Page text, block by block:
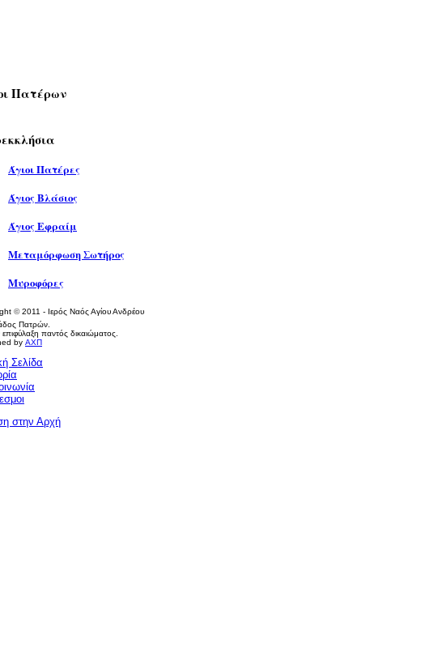
Πατέρων
Άγιοι Πατέρες
Άγιος Βλάσιος
Άγιος Εφραίμ
Μεταμόρφωση Σωτήρος
Μυροφόρες
©2011 - Ιερός Ναός Αγίου Ανδρέου
Πατρών.
παντός δικαιώματος.
by ΑΧΠ
Σελίδα
στην Αρχή